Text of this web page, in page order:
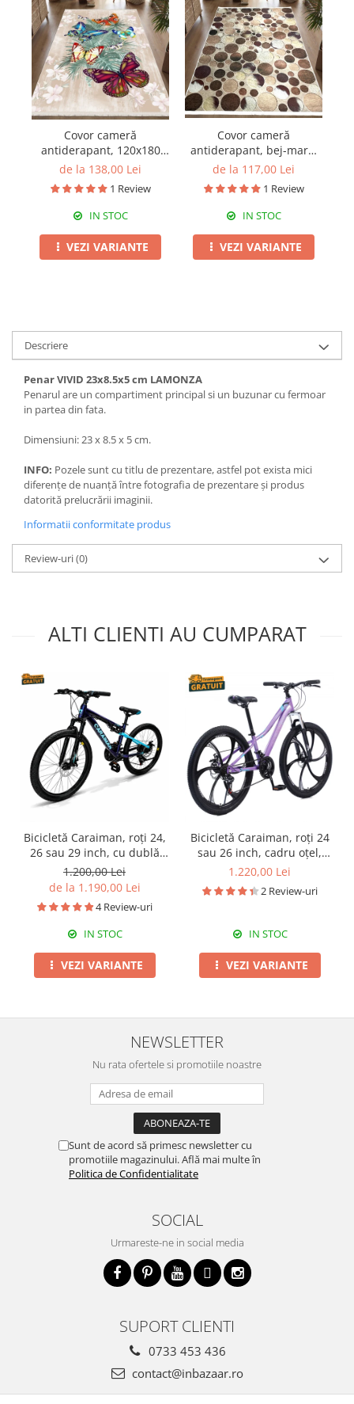
Covor cameră
antiderapant, 120x180
cm, model fluturi
de la 138,00 Lei
1 Review
IN STOC
VEZI VARIANTE
Covor cameră
antiderapant, bej-maro,
model Terra
de la 117,00 Lei
1 Review
IN STOC
VEZI VARIANTE
Descriere
Penar VIVID 23x8.5x5 cm LAMONZA
Penarul are un compartiment principal si un buzunar cu fermoar
in partea din fata.
Dimensiuni: 23 x 8.5 x 5 cm.
INFO: Pozele sunt cu titlu de prezentare, astfel pot exista mici
diferențe de nuanță între fotografia de prezentare și produs
datorită prelucrării imaginii.
Informatii conformitate produs
Review-uri(0)
ALTI CLIENTI AU CUMPARAT
Bicicletă Caraiman, roți 24,
26 sau 29 inch, cu dublă
suspensie, frâne pe disc,
cameleon
1.200,00 Lei
de la 1.190,00 Lei
4 Review-uri
IN STOC
VEZI VARIANTE
Bicicletă Caraiman, roți 24
sau 26 inch, cadru oțel,
frâne pe disc, mov
1.220,00 Lei
2 Review-uri
IN STOC
VEZI VARIANTE
NEWSLETTER
Nu rata ofertele si promotiile noastre
Sunt de acord să primesc newsletter cu
promotiile magazinului. Află mai multe în
Politica de Confidentialitate
SOCIAL
Urmareste-ne in social media
SUPORT CLIENTI
0733 453 436
contact@inbazaar.ro